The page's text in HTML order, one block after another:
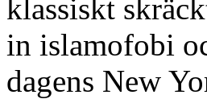
klassiskt
in islamofobi
dagens New